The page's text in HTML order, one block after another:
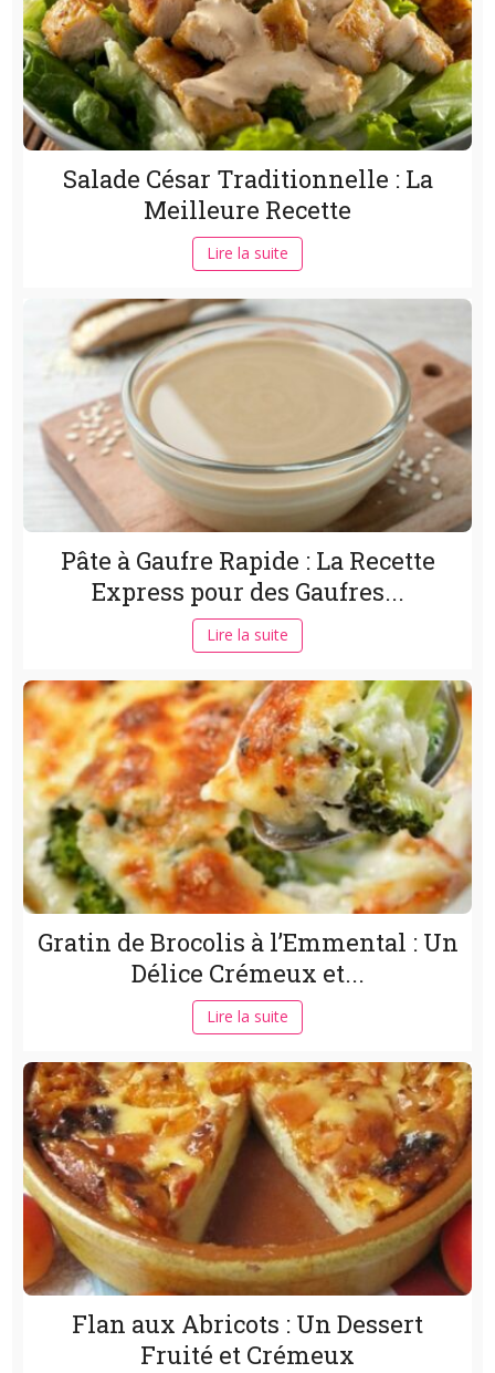
Salade César Traditionnelle : La
Meilleure Recette
Lire la suite
Pâte à Gaufre Rapide : La Recette
Express pour des Gaufres...
Lire la suite
Gratin de Brocolis à l’Emmental : Un
Délice Crémeux et...
Lire la suite
Flan aux Abricots : Un Dessert
Fruité et Crémeux